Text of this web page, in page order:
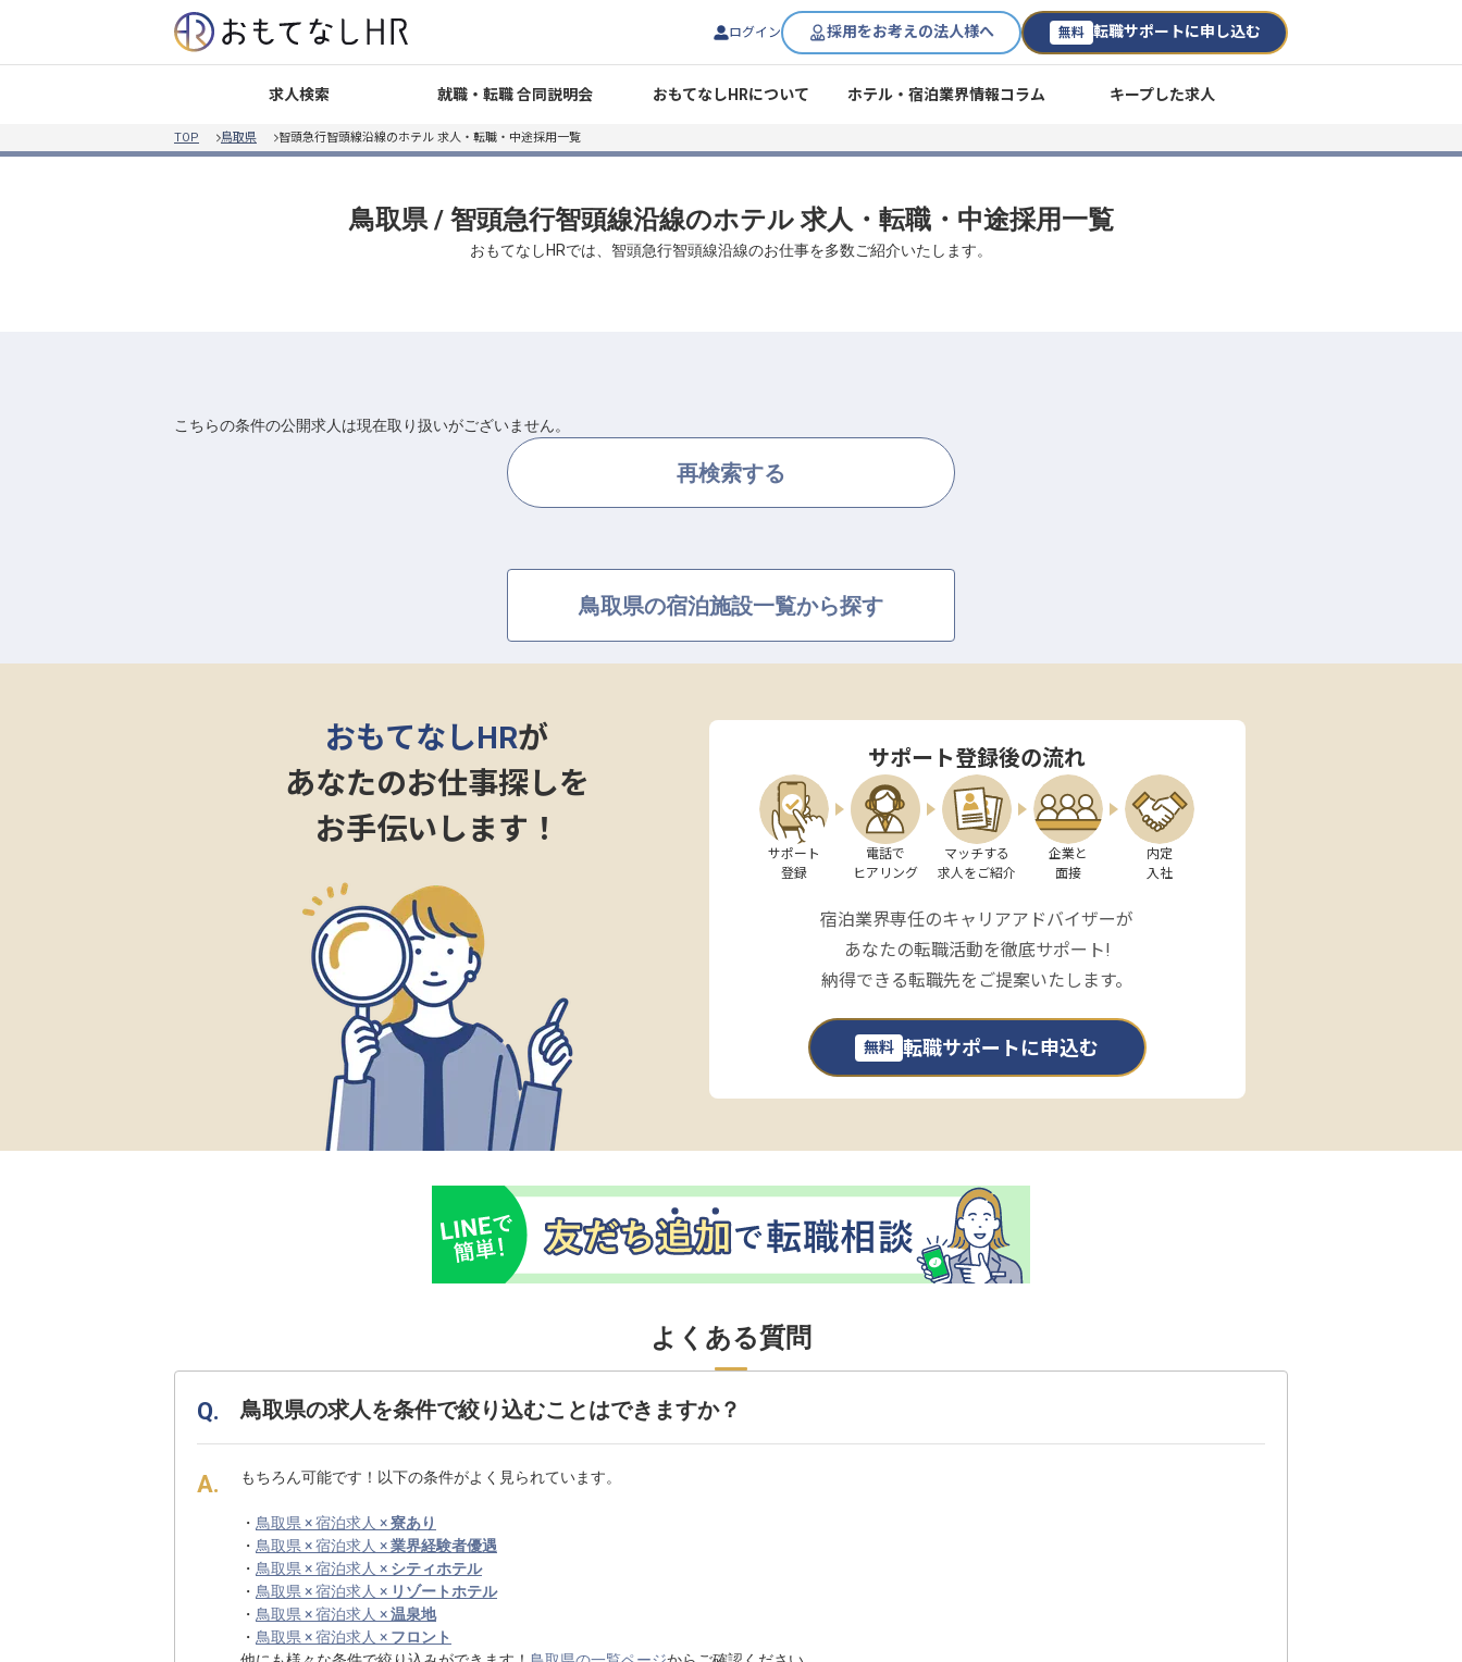
ログイン 採用をお考えの法人様へ 無料 転職サポートに申し込む
求人検索 就職・転職 合同説明会 おもてなしHRについて ホテル・宿泊業界情報コラム キープした求人
TOP 鳥取県 智頭急行智頭線沿線のホテル 求人・転職・中途採用一覧
鳥取県 / 智頭急行智頭線沿線のホテル 求人・転職・中途採用一覧
おもてなしHRでは、智頭急行智頭線沿線のお仕事を多数ご紹介いたします。
こちらの条件の公開求人は現在取り扱いがございません。
再検索する
鳥取県の宿泊施設一覧から探す
おもてなしHRが
あなたのお仕事探しを
お手伝いします！
サポート登録後の流れ
サポート
登録
電話で
ヒアリング
マッチする
求人をご紹介
企業と
面接
内定
入社
宿泊業界専任のキャリアアドバイザーが
あなたの転職活動を徹底サポート!
納得できる転職先をご提案いたします。
無料 転職サポートに申込む
よくある質問
鳥取県の求人を条件で絞り込むことはできますか？
もちろん可能です！以下の条件がよく見られています。
・ 鳥取県 × 宿泊求人 ×寮あり
・ 鳥取県 × 宿泊求人 ×業界経験者優遇
・ 鳥取県 × 宿泊求人 × シティホテル
・ 鳥取県 × 宿泊求人 × リゾートホテル
・ 鳥取県 × 宿泊求人 ×温泉地
・ 鳥取県 × 宿泊求人 × フロント